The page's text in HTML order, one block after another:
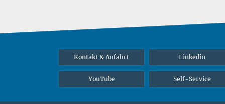
Kontakt & Anfahrt Linkedin
YouTube Self-Service